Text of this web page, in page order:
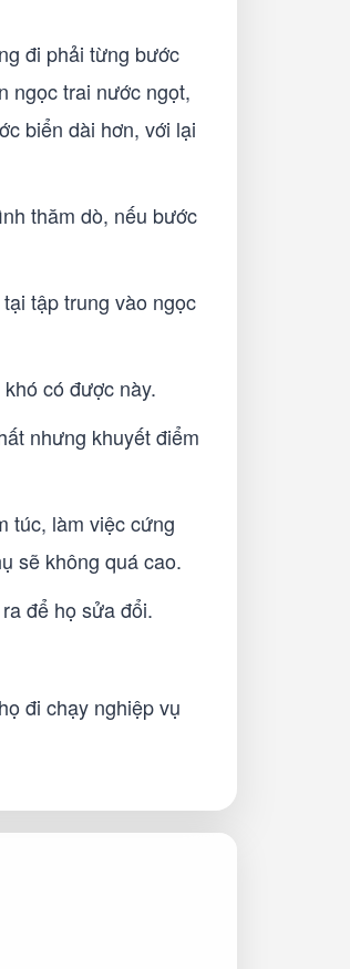
đi phải từng bước
ngọc trai nước ngọt,
biển dài hơn, với lại
thăm dò, nếu bước
tập trung vào ngọc
có được này.
nhưng khuyết điểm
túc, làm việc cứng
sẽ không quá cao.
để họ sửa đổi.
đi chạy nghiệp vụ